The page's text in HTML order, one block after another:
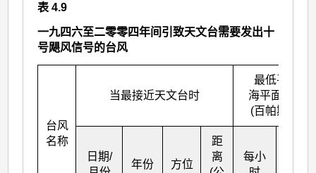
表 4.9
一九四六至二零零四年间引致天文台需要发出十
号飓风信号的台风
台风
名称
当最接近天文台时
最低平均
海平面气压
(百帕斯卡)
日期/
年份 方位
距
离
每小